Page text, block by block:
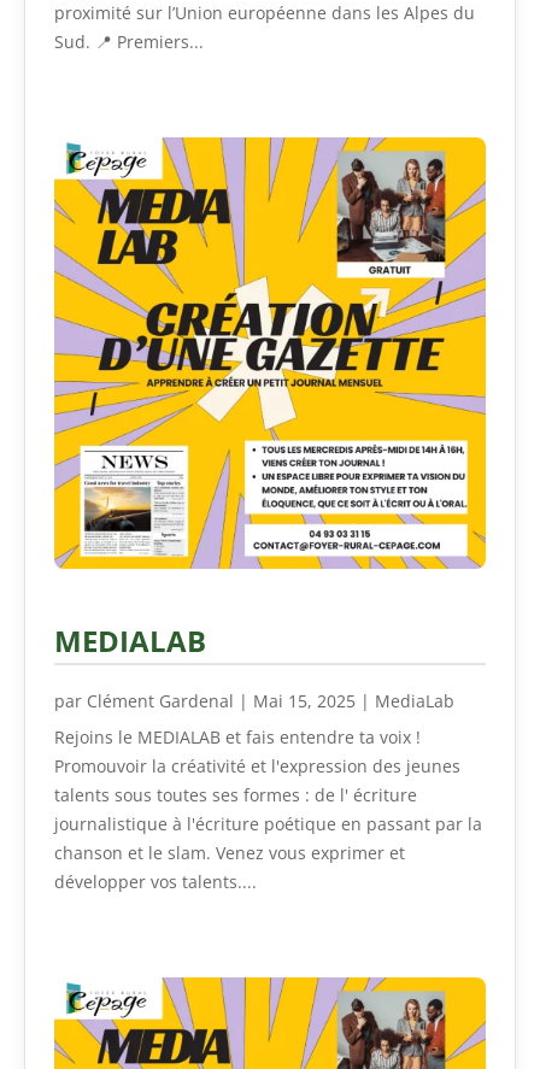
proximité sur l’Union européenne dans les Alpes du
Sud. 📍 Premiers...
MEDIALAB
par Clément Gardenal | Mai 15, 2025 | MediaLab
Rejoins le MEDIALAB et fais entendre ta voix !
Promouvoir la créativité et l'expression des jeunes
talents sous toutes ses formes : de l' écriture
journalistique à l'écriture poétique en passant par la
chanson et le slam. Venez vous exprimer et
développer vos talents....